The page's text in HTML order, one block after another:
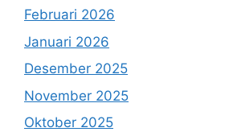
Februari 2026
Januari 2026
Desember 2025
November 2025
Oktober 2025